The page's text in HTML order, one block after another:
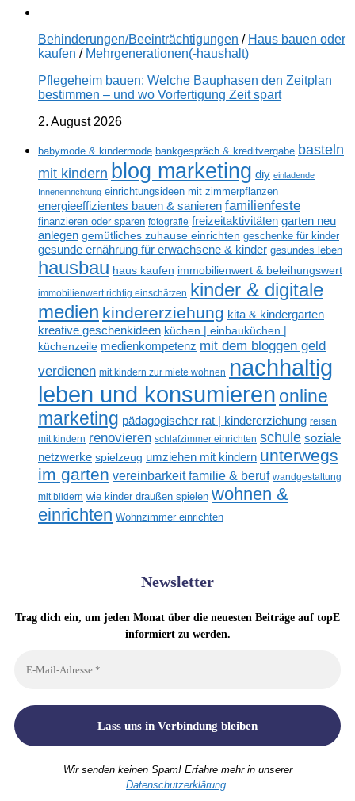
Behinderungen/Beeinträchtigungen / Haus bauen oder
kaufen / Mehrgenerationen(-haushalt)
Pflegeheim bauen: Welche Bauphasen den Zeitplan
bestimmen – und wo Vorfertigung Zeit spart
2. August 2026
babymode & kindermode bankgespräch & kreditvergabe basteln
mit kindern blog marketing diy einladende
Inneneinrichtung einrichtungsideen mit zimmerpflanzen
energieeffizientes bauen & sanieren familienfeste
finanzieren oder sparen fotografie freizeitaktivitäten garten neu
anlegen gemütliches zuhause einrichten geschenke für kinder
gesunde ernährung für erwachsene & kinder gesundes leben
hausbau haus kaufen immobilienwert & beleihungswert
immobilienwert richtig einschätzen kinder & digitale
medien kindererziehung kita & kindergarten
kreative geschenkideen küchen | einbauküchen |
küchenzeile medienkompetenz mit dem bloggen geld
verdienen mit kindern zur miete wohnen nachhaltig
leben und konsumieren online
marketing pädagogischer rat | kindererziehung reisen
mit kindern renovieren schlafzimmer einrichten schule soziale
netzwerke spielzeug umziehen mit kindern unterwegs
im garten vereinbarkeit familie & beruf wandgestaltung
mit bildern wie kinder draußen spielen wohnen &
einrichten Wohnzimmer einrichten
Newsletter
Trag dich ein, um jeden Monat über die neuesten Beiträge auf topE
informiert zu werden.
Wir senden keinen Spam! Erfahre mehr in unserer
Datenschutzerklärung